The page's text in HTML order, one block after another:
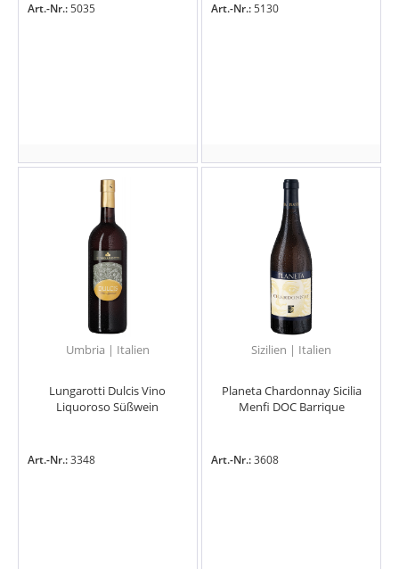
Art.-Nr.:5035 Art.-Nr.:5130
Umbria | Italien
Lungarotti Dulcis Vino
Liquoroso Süßwein
Art.-Nr.:3348
Sizilien | Italien
Planeta Chardonnay Sicilia
Menfi DOC Barrique
Art.-Nr.:3608